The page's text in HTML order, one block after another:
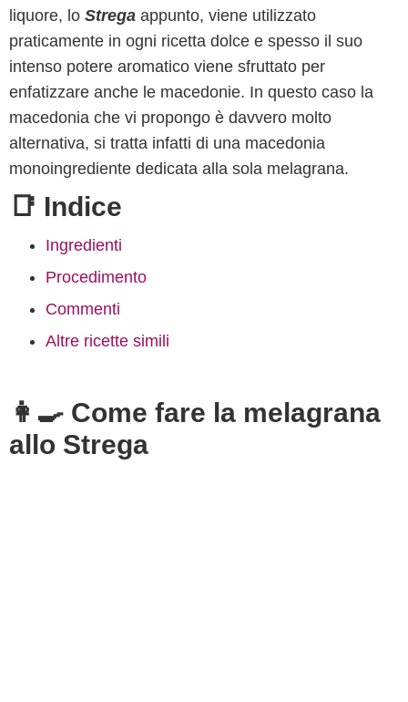
liquore, lo Strega appunto, viene utilizzato
praticamente in ogni ricetta dolce e spesso il suo
intenso potere aromatico viene sfruttato per
enfatizzare anche le macedonie. In questo caso la
macedonia che vi propongo è davvero molto
alternativa, si tratta infatti di una macedonia
monoingrediente dedicata alla sola melagrana.
📑 Indice
Ingredienti
Procedimento
Commenti
Altre ricette simili
👩‍🍳 Come fare la melagrana
allo Strega